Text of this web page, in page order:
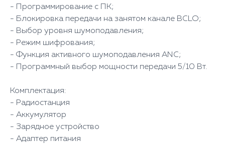
- Программирование с ПК;
- Блокировка передачи на занятом канале BCLO;
- Выбор уровня шумоподавления;
- Режим шифрования;
- Функция активного шумоподавления ANС;
- Программный выбор мощности передачи 5/10 Вт.
Комплектация:
- Радиостанция
- Аккумулятор
- Зарядное устройство
- Адаптер питания